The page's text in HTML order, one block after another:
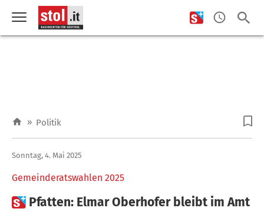
» Politik
Gemeinderatswahlen 2025
Sonntag, 4. Mai 2025
 Pfatten: Elmar Oberhofer bleibt im Amt